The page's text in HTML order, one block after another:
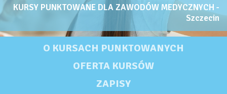
OG Szkoła Nazwa
KURSY PUNKTOWANE DLA ZAWODÓW MEDYCZNYCH -
Szczecin
O KURSACH PUNKTOWANYCH
OFERTA KURSÓW
ZAPISY